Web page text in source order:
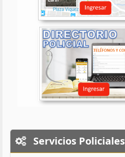
Servicios Policiales